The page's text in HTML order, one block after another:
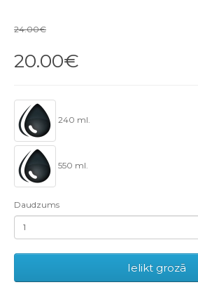
24.00€
20.00€
240 ml.
550 ml.
Daudzums
Ielikt grozā